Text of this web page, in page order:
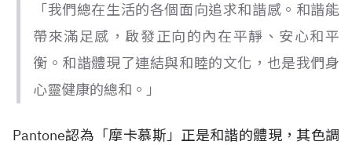
「我們總在生活的各個面向追求和諧感。和諧能
帶來滿足感，啟發正向的內在平靜、安心和平
衡。和諧體現了連結與和睦的文化，也是我們身
心靈健康的總和。」
Pantone認為「摩卡慕斯」正是和諧的體現，其色調